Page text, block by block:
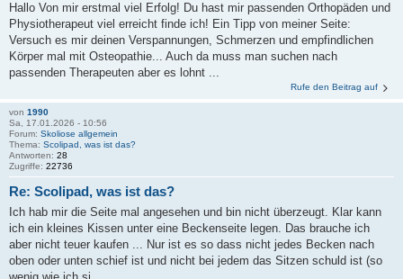
Hallo Von mir erstmal viel Erfolg! Du hast mir passenden Orthopäden und
Physiotherapeut viel erreicht finde ich! Ein Tipp von meiner Seite:
Versuch es mir deinen Verspannungen, Schmerzen und empfindlichen
Körper mal mit Osteopathie... Auch da muss man suchen nach
passenden Therapeuten aber es lohnt ...
Rufe den Beitrag auf
von 1990
Sa, 17.01.2026 - 10:56
Forum: Skoliose allgemein
Thema: Scolipad, was ist das?
Antworten: 28
Zugriffe: 22736
Re: Scolipad, was ist das?
Ich hab mir die Seite mal angesehen und bin nicht überzeugt. Klar kann
ich ein kleines Kissen unter eine Beckenseite legen. Das brauche ich
aber nicht teuer kaufen ... Nur ist es so dass nicht jedes Becken nach
oben oder unten schief ist und nicht bei jedem das Sitzen schuld ist (so